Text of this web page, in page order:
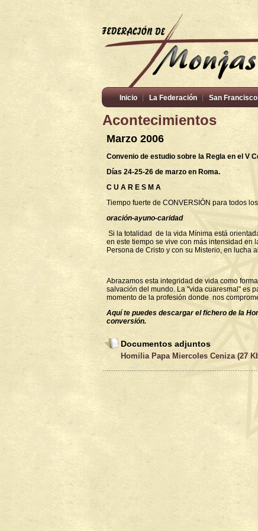
Inicio La Federación San
Acontecimientos
Marzo 2006
Convenio de estudio sobre la Regla en el V
Días 24-25-26 de marzo en Roma.
C U A R E S M A
Tiempo fuerte de CONVERSIÓN para todos
oración-ayuno-caridad
Si la totalidad de la vida Mínima está
en este tiempo se vive con más intensidad en
Persona de Cristo y con su Misterio, en lucha
Abrazamos esta integridad de vida como
salvación del mundo. La "vida cuaresmal" es
momento de la profesión donde nos
Aquí te puedes descargar el fichero de la
conversión.
Documentos adjuntos
Homilia Papa Miercoles Ceniza (27